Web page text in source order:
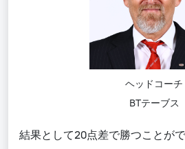
ヘッドコーチ
BTテーブス
結果として20点差で勝つことが